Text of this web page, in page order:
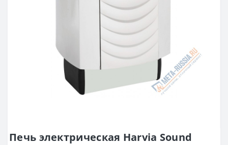
Печь электрическая Harvia Sound